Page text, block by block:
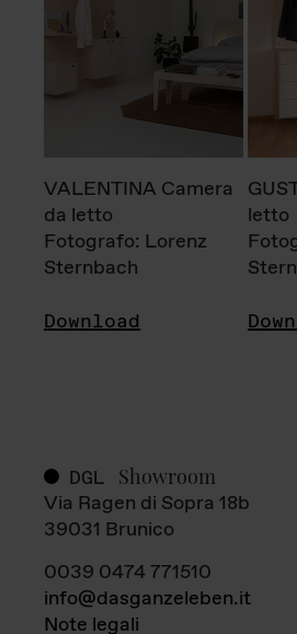
VALENTINA Camera
da letto
Fotografo: Lorenz
Sternbach
Download
letto
DGL Showroom
Via Ragen di Sopra 18b
39031 Brunico
0039 0474 771510
info@dasganzeleben.it
Note legali